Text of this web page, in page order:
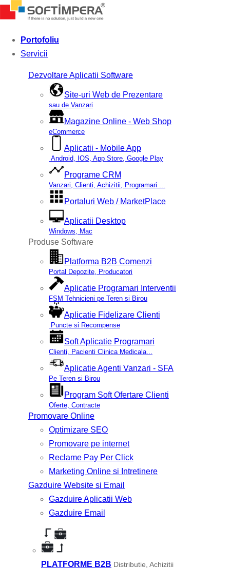
Portofoliu
Servicii
Dezvoltare Aplicatii Software
Site-uri Web de Prezentare
sau de Vanzari
Magazine Online - Web Shop
eCommerce
Aplicatii - Mobile App
Android, IOS, App Store, Google Play
Programe CRM
Vanzari, Clienti, Achizitii, Programari ...
Portaluri Web / MarketPlace
Aplicatii Desktop
Windows, Mac
Produse Software
Platforma B2B Comenzi
Portal Depozite, Producatori
Aplicatie Programari Interventii
FSM Tehnicieni pe Teren si Birou
Aplicatie Fidelizare Clienti
Puncte si Recompense
Soft Aplicatie Programari
Clienti, Pacienti Clinica Medicala...
Aplicatie Agenti Vanzari - SFA
Pe Teren si Birou
Program Soft Ofertare Clienti
Oferte, Contracte
Promovare Online
Optimizare SEO
Promovare pe internet
Reclame Pay Per Click
Marketing Online si Intretinere
Gazduire Website si Email
Gazduire Aplicatii Web
Gazduire Email
PLATFORME B2B Distributie, Achizitii